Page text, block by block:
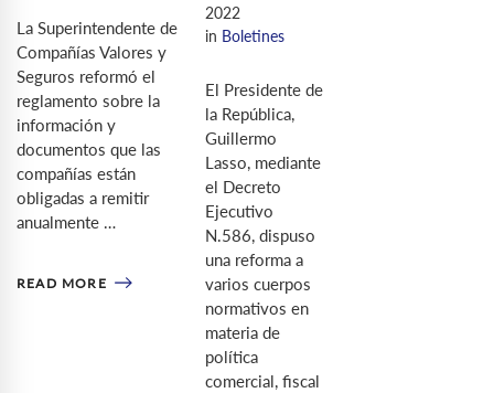
La Superintendente de
Compañías Valores y
Seguros reformó el
reglamento sobre la
información y
documentos que las
compañías están
obligadas a remitir
anualmente …
READ MORE
2022
in Boletines
El Presidente de
la República,
Guillermo
Lasso, mediante
el Decreto
Ejecutivo
N.586, dispuso
una reforma a
varios cuerpos
normativos en
materia de
política
comercial, fiscal